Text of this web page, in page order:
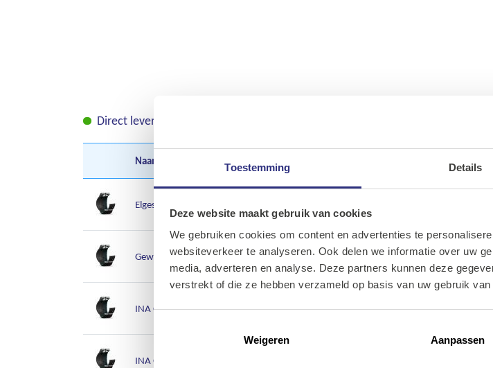
Toestemming Details
Deze website maakt gebruik van cookies
We gebruiken cookies om content en advertenties te
websiteverkeer te analyseren. Ook delen we informatie over uw
media, adverteren en analyse. Deze partners kunnen deze
verstrekt of die ze hebben verzameld op basis van uw gebruik
Weigeren Aanpassen
Onze
Over
Contact
Direct leverbaar
Naam Aantal Prijs
Elges Gewrichtslager GEZ300 ES
Gewrichts lager GE 12 PW 00I-GE12PW-00000 0
INA GE 25 SW gewrichtlager 00I-GE25SW-00000 0
INA GE16-LO gewrichtslager